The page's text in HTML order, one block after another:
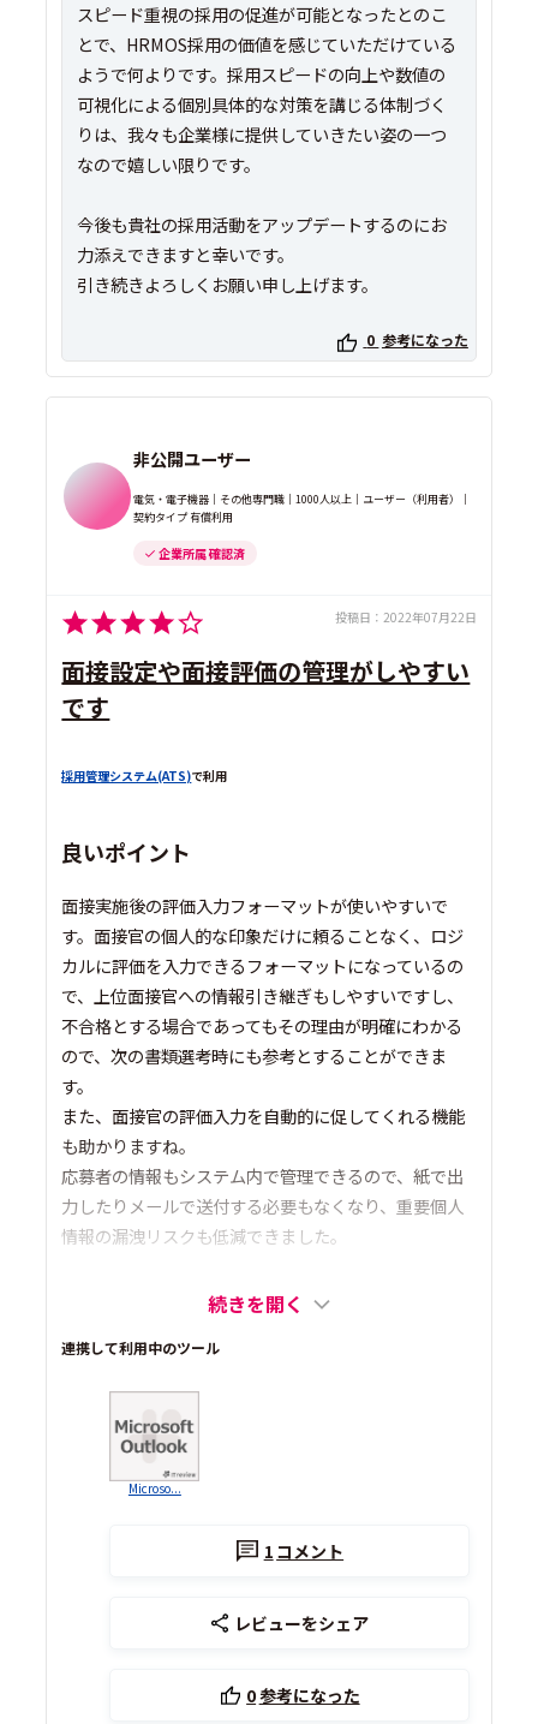
スピード重視の採用の促進が可能となったとのこ
とで、HRMOS採用の価値を感じていただけている
ようで何よりです。採用スピードの向上や数値の
可視化による個別具体的な対策を講じる体制づく
りは、我々も企業様に提供していきたい姿の一つ
なので嬉しい限りです。
今後も貴社の採用活動をアップデートするのにお
力添えできますと幸いです。
引き続きよろしくお願い申し上げます。
0 参考になった
非公開ユーザー
電気・電子機器｜その他専門職｜1000人以上｜ユーザー（利用者）｜
契約タイプ 有償利用
企業所属 確認済
投稿日： 2022年07月22日
面接設定や面接評価の管理がしやすい
です
採用管理システム(ATS)で利用
良いポイント
面接実施後の評価入力フォーマットが使いやすいで
す。面接官の個人的な印象だけに頼ることなく、ロジ
カルに評価を入力できるフォーマットになっているの
で、上位面接官への情報引き継ぎもしやすいですし、
不合格とする場合であってもその理由が明確にわかる
ので、次の書類選考時にも参考とすることができま
す。
また、面接官の評価入力を自動的に促してくれる機能
も助かりますね。
応募者の情報もシステム内で管理できるので、紙で出
力したりメールで送付する必要もなくなり、重要個人
情報の漏洩リスクも低減できました。
続きを開く
連携して利用中のツール
Microso...
1 コメント
レビューをシェア
0参考になった